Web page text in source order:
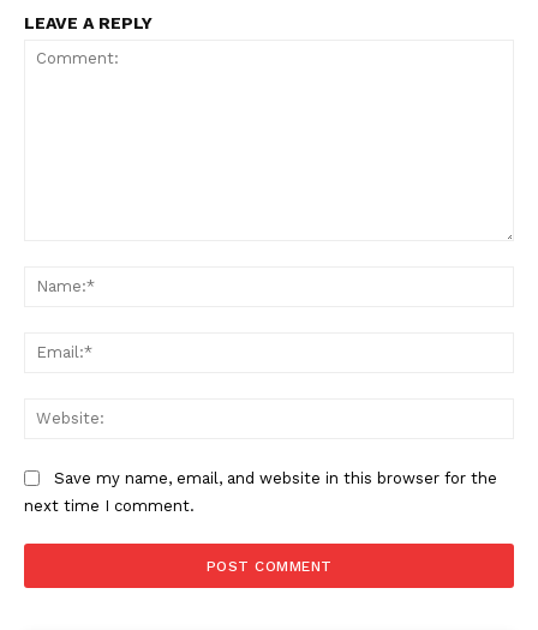
LEAVE A REPLY
Save my name, email, and website in this browser for the
next time I comment.